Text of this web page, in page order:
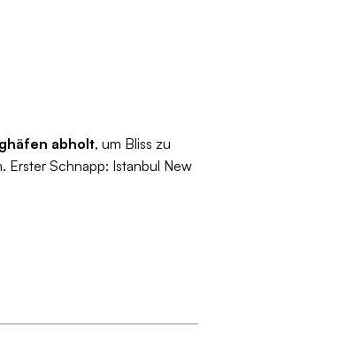
abholt, um Bliss zu
Erster Schnapp: Istanbul New